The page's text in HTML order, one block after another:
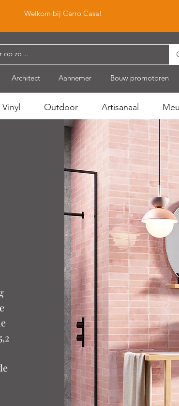
Welkom bij Carro Casa!
Architect Aannemer Bouw promotoren
Vinyl Outdoor Artisanaal